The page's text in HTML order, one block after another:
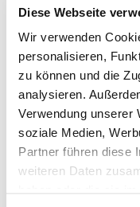
Diese Webseite
Wir verwenden
personalisieren,
zu können und die
analysieren.
Verwendung unserer
soziale Medien,
Partner führen diese
weiteren Daten
hineinzukommen.
Biss. Die
Zahnpasta und
frischen Atem.
Dental eine
Leckerbissen,
die Ihrem Hund
Gesundheit und den
Zahnfleisch kümmert.
8in1 Delights Pro
Hunderassen.
Hauptvorteile: